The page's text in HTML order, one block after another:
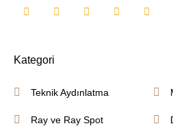
Kategori
Teknik Aydınlatma
Ray ve Ray Spot